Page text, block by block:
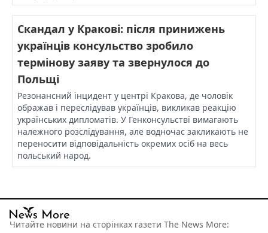
Скандал у Кракові: після принижень
українців консульство зробило
термінову заяву та звернулося до
Польщі
Резонансний інцидент у центрі Кракова, де чоловік
ображав і переслідував українців, викликав реакцію
українських дипломатів. У Генконсульстві вимагають
належного розслідування, але водночас закликають не
переносити відповідальність окремих осіб на весь
польський народ.
Читайте новини на сторінках газети The News More: